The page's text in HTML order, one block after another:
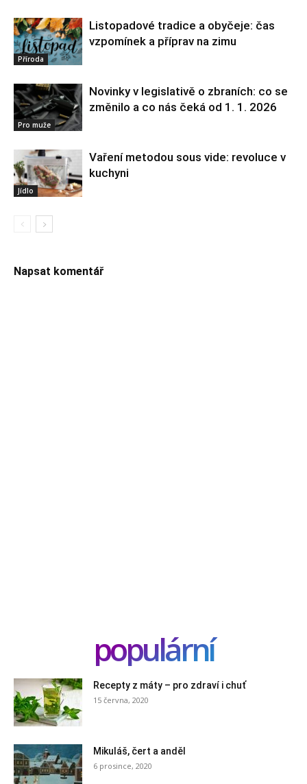
Příroda
Listopadové tradice a obyčeje: čas
vzpomínek a příprav na zimu
Pro muže
Novinky v legislativě o zbraních: co se
změnilo a co nás čeká od 1. 1. 2026
Jídlo
Vaření metodou sous vide: revoluce v
kuchyni
Napsat komentář
populární
Recepty z máty – pro zdraví i chuť
15 června, 2020
Mikuláš, čert a anděl
6 prosince, 2020